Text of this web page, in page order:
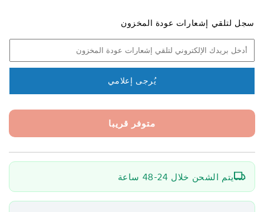
ميكروفون
عنقي
متعدد
الاتجاهات
مثبت
على
من
سوني
ميكروفون
عنقي
متعدد
الاتجاهات
لاسلكي
مثبت
على
من
سوني
سجل لتلقي إشعارات عودة المخزون
يُرجى إعلامي
متوفر قريبا
يتم الشحن خلال 24-48 ساعة